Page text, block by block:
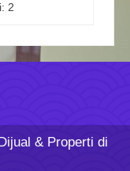
2
& Properti di